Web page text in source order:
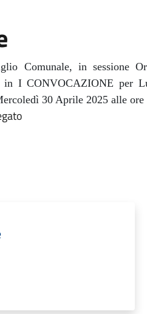
Comunale, in sessione
in I CONVOCAZIONE
30 Aprile 2025 alle ore